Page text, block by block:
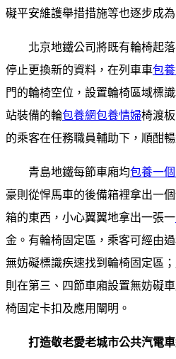
礙平安維護舉措措施等也逐步成為
北京地鐵公司將既有輪椅起
停止更換新的資料，在列車車包
門的輪椅空位，設置輪椅區域標
站裝備的輪包養網包養情婦椅渡
的乘客在任務職員輔助下，順酣
青島地鐵每節車廂均包養一
豪則從悍馬車的後備箱裡拿出一
箱的東西，小心翼翼地拿出一張一
金。有輪椅固定區，乘客可經由
無妨礙標識疾速找到輪椅固定區
則在第三、四節車廂設置無妨礙
椅固定卡扣及應用闡明。
打造敬老愛老城市公共汽電